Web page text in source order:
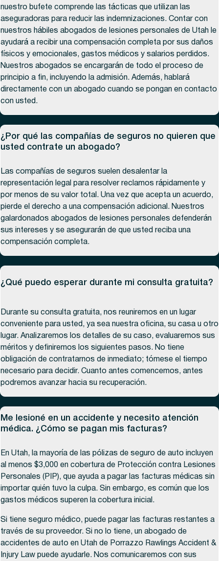
nuestro bufete comprende las tácticas que utilizan las
aseguradoras para reducir las indemnizaciones. Contar con
nuestros hábiles abogados de lesiones personales de Utah le
ayudará a recibir una compensación completa por sus daños
físicos y emocionales, gastos médicos y salarios perdidos.
Nuestros abogados se encargarán de todo el proceso de
principio a fin, incluyendo la admisión. Además, hablará
directamente con un abogado cuando se pongan en contacto
con usted.
¿Por qué las compañías de seguros no quieren que
usted contrate un abogado?
Las compañías de seguros suelen desalentar la
representación legal para resolver reclamos rápidamente y
por menos de su valor total. Una vez que acepta un acuerdo,
pierde el derecho a una compensación adicional. Nuestros
galardonados abogados de lesiones personales defenderán
sus intereses y se asegurarán de que usted reciba una
compensación completa.
¿Qué puedo esperar durante mi consulta gratuita?
Durante su consulta gratuita, nos reuniremos en un lugar
conveniente para usted, ya sea nuestra oficina, su casa u otro
lugar. Analizaremos los detalles de su caso, evaluaremos sus
méritos y definiremos los siguientes pasos. No tiene
obligación de contratarnos de inmediato; tómese el tiempo
necesario para decidir. Cuanto antes comencemos, antes
podremos avanzar hacia su recuperación.
Me lesioné en un accidente y necesito atención
médica. ¿Cómo se pagan mis facturas?
En Utah, la mayoría de las pólizas de seguro de auto incluyen
al menos $3,000 en cobertura de Protección contra Lesiones
Personales (PIP), que ayuda a pagar las facturas médicas sin
importar quién tuvo la culpa. Sin embargo, es común que los
gastos médicos superen la cobertura inicial.
Si tiene seguro médico, puede pagar las facturas restantes a
través de su proveedor. Si no lo tiene, un abogado de
accidentes de auto en Utah de Porrazzo Rawlings Accident &
Injury Law puede ayudarle. Nos comunicaremos con sus